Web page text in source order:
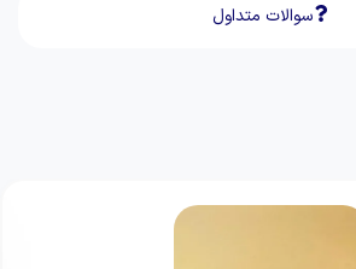
سوالات متداول